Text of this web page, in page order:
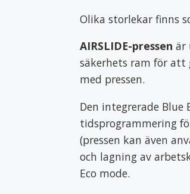
Olika storlekar finns
AIRSLIDE-pressen är
säkerhets ram för att
med pressen.
Den integrerade
tidsprogrammering
(pressen kan även
och lagning av
Eco mode.